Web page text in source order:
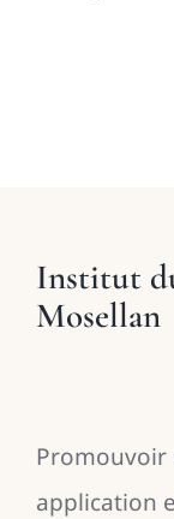
Institut
Mosellan
Promouvoir
application